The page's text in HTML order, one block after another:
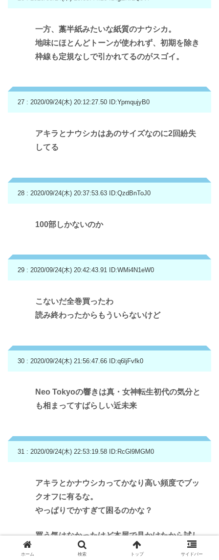
一方、藁半紙みたいな紙質のナウシカ。
地味にほとんどトーンが使われず、初期を除き
枠線も定規なしで引かれてるのがスゴイ。
27 : 2020/09/24(木) 20:12:27.50 ID:YpmqujyB0
アキラとナウシカはあのサイズなのに2回紛失
してる
28 : 2020/09/24(木) 20:37:53.63 ID:QzdBnToJ0
100部しかないのか
29 : 2020/09/24(木) 20:42:43.91 ID:WMi4N1eW0
こないだ全巻買ったわ
読み終わったからもういらないけど
30 : 2020/09/24(木) 21:56:47.66 ID:q6ljFvfk0
Neo Tokyoの響きは真・女神転生初代の気分と
も相まってすばらしい近未来
31 : 2020/09/24(木) 22:53:19.58 ID:RcGl9MGM0
アキラとかナウシカってかなり高い頻度でブッ
クオフに有るな。
やっぱりでかすぎて困るのかな？
買う気はなかったけど本屋で見かけたから試し
に買ってみるかぁ。て本でも無いし。
ホーム 検索 トップ サイドバー